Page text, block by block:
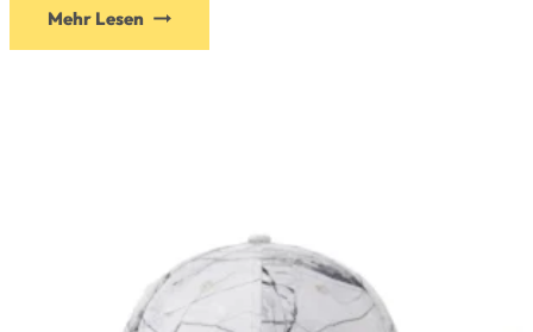
Mehr Lesen
können
auf